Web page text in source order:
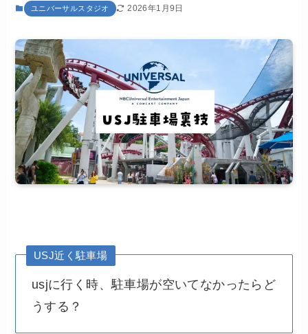
ユニバーサルスタジオ 2026年1月9日
USJ近く駐車場
usjに行く時、駐車場が空いてなかったらど
うする？